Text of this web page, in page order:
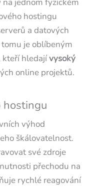
jednom fyzickém
hostingu
a datových
je oblíbeným
kteří hledajívysoký
online projektů.
hostingu
výhod
škálovatelnost.
své zdroje
přechodu na
rychlé reagování